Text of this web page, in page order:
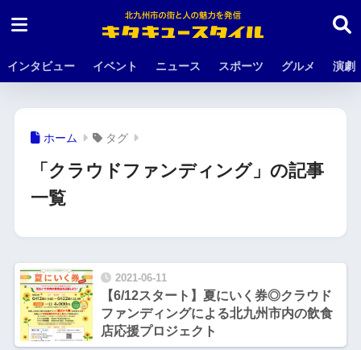
インタビュー イベント ニュース スポーツ グルメ 演劇
ホーム タグ
「クラウドファンディング」の記事
一覧
2021-06-11
【6/12スタート】夏にいく券◎クラウド
ファンディングによる北九州市内の飲食
店応援プロジェクト